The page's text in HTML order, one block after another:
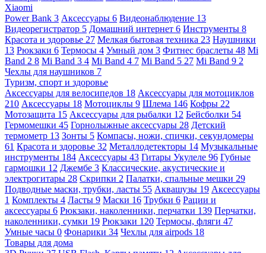
Xiaomi
Power Bank 3 Аксессуары 6 Видеонаблюдение 13
Видеорегистратор 5 Домашний интернет 6 Инструменты 8
Красота и здоровье 27 Мелкая бытовая техника 23 Наушники
13 Рюкзаки 6 Термосы 4 Умный дом 3 Фитнес браслеты 48 Mi
Band 2 8 Mi Band 3 4 Mi Band 4 7 Mi Band 5 27 Mi Band 9 2
Чехлы для наушников 7
Туризм, спорт и здоровье
Аксессуары для велосипедов 18 Аксессуары для мотоциклов
210 Аксессуары 18 Мотоциклы 9 Шлема 146 Кофры 22
Мотозащита 15 Аксессуары для рыбалки 12 Бейсболки 54
Гермомешки 45 Горнолыжные аксессуары 28 Детский
термометр 13 Зонты 5 Компасы, ножи, спички, секундомеры
61 Красота и здоровье 32 Металлодетекторы 14 Музыкальные
инструменты 184 Аксессуары 43 Гитары Укулеле 96 Губные
гармошки 12 Джембе 3 Классические, акустические и
электрогитары 28 Скрипки 2 Палатки, спальные мешки 29
Подводные маски, трубки, ласты 55 Аквашузы 19 Аксессуары
1 Комплекты 4 Ласты 9 Маски 16 Трубки 6 Рации и
аксессуары 6 Рюкзаки, наколенники, перчатки 139 Перчатки,
наколенники, сумки 19 Рюкзаки 120 Термосы, фляги 47
Умные часы 0 Фонарики 34 Чехлы для airpods 18
Товары для дома